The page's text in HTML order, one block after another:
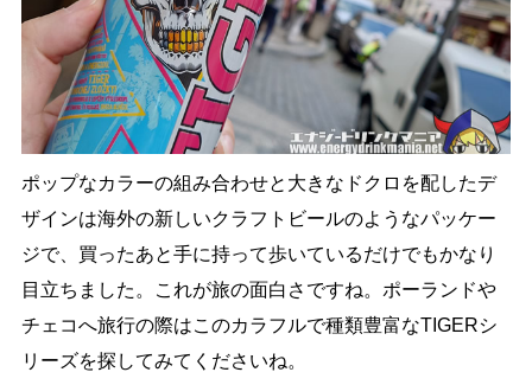
ポップなカラーの組み合わせと大きなドクロを配したデ
ザインは海外の新しいクラフトビールのようなパッケー
ジで、買ったあと手に持って歩いているだけでもかなり
目立ちました。これが旅の面白さですね。ポーランドや
チェコへ旅行の際はこのカラフルで種類豊富なTIGERシ
リーズを探してみてくださいね。